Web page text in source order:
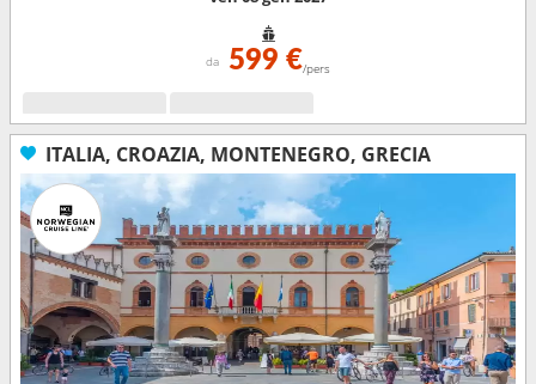
da 599 €/pers
ITALIA, CROAZIA, MONTENEGRO, GRECIA